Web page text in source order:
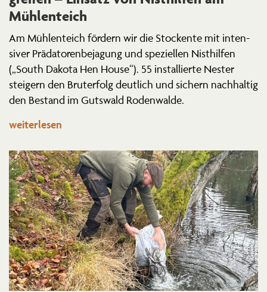
Mühlenteich
Am Mühlen­teich fördern wir die Stockente mit inten­
siver Präda­to­ren­be­jagung und spezi­ellen Nisthilfen
(„South Dakota Hen House“). 55 instal­lierte Nester
steigern den Bruterfolg deutlich und sichern nachhaltig
den Bestand im Gutswald Rodenwalde.
weiterlesen